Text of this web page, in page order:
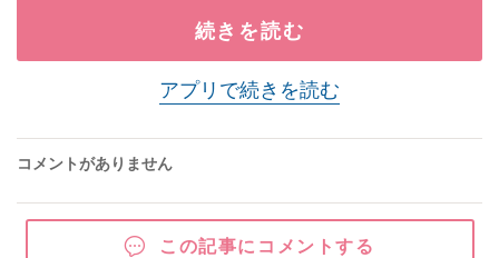
続きを読む
アプリで続きを読む
コメントがありません
この記事にコメントする